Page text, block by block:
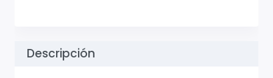
Descripción